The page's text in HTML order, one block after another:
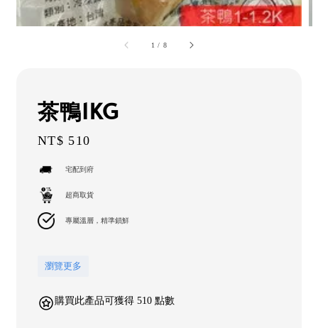
1 / 8
茶鴨1KG
Regular
NT$ 510
宅配到府
超商取貨
專屬溫層，精準鎖鮮
瀏覽更多
購買此產品可獲得 510 點數